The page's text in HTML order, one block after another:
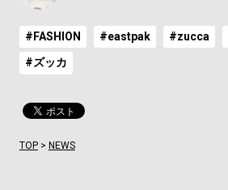
#FASHION #eastpak #zucca
#ズッカ
TOP> NEWS